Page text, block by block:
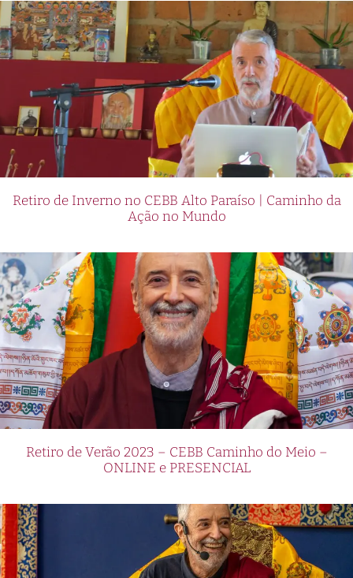
Retiro de Inverno no CEBB Alto Paraíso | Caminho da
Ação no Mundo
Retiro de Verão 2023 – CEBB Caminho do Meio –
ONLINE e PRESENCIAL